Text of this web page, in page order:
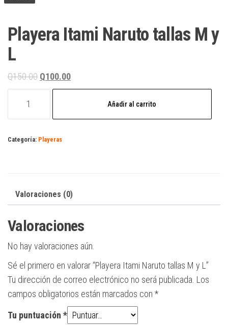
Playera Itami Naruto tallas M y
L
Q150.00 El
precio
era:
Q100.00El
precio
es:
tallas
cantidad
Añadir al carrito
Categoría: Playeras
Valoraciones (0)
Valoraciones
No hay valoraciones aún.
Sé el primero en valorar “Playera Itami Naruto tallas M y L”
Tu dirección de correo electrónico no será publicada. Los
campos obligatorios están marcados con *
Tu puntuación *